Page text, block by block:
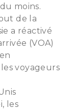
moins.
de la
a réactivé
(VOA)
voyageurs
les